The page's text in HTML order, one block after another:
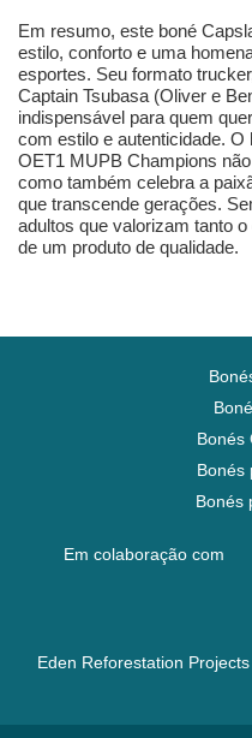
Em resumo, este boné
estilo, conforto e uma
esportes. Seu formato
Captain Tsubasa (Oliver e
indispensável para quem
com estilo e autenticidade.
OET1 MUPB Champions
como também celebra a
que transcende gerações.
adultos que valorizam tanto
de um produto de qualidade.
Bonés
Bonés
Bonés
Em colaboração com
Eden Reforestation Projects